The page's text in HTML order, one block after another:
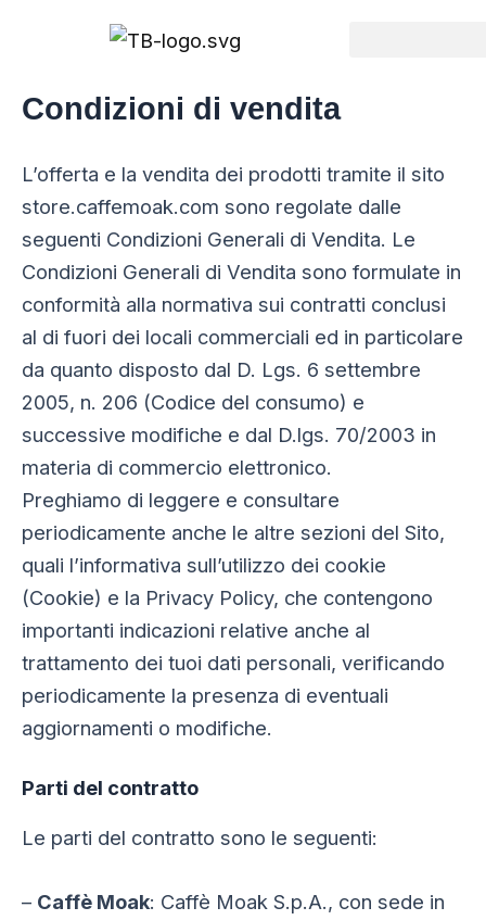
Condizioni di vendita
L’offerta e la vendita dei prodotti tramite il sito
store.caffemoak.com sono regolate dalle
seguenti Condizioni Generali di Vendita. Le
Condizioni Generali di Vendita sono formulate in
conformità alla normativa sui contratti conclusi
al di fuori dei locali commerciali ed in particolare
da quanto disposto dal D. Lgs. 6 settembre
2005, n. 206 (Codice del consumo) e
successive modifiche e dal D.lgs. 70/2003 in
materia di commercio elettronico.
Preghiamo di leggere e consultare
periodicamente anche le altre sezioni del Sito,
quali l’informativa sull’utilizzo dei cookie
(Cookie) e la Privacy Policy, che contengono
importanti indicazioni relative anche al
trattamento dei tuoi dati personali, verificando
periodicamente la presenza di eventuali
aggiornamenti o modifiche.
Parti del contratto
Le parti del contratto sono le seguenti:
– Caffè Moak: Caffè Moak S.p.A., con sede in